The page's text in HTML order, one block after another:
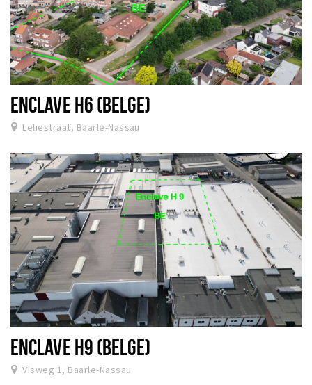
ENCLAVE H6 (BELGE)
Leliestraat, Baarle-Nassau
ENCLAVE H9 (BELGE)
Visweg 1, Baarle-Nassau